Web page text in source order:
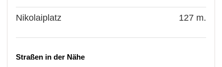
Nikolaiplatz 127 m.
Straßen in der Nähe